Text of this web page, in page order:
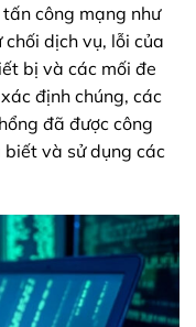
công mạng như
dịch vụ, lỗi của
bị và các mối đe
định chúng, các
đã được công
và sử dụng các